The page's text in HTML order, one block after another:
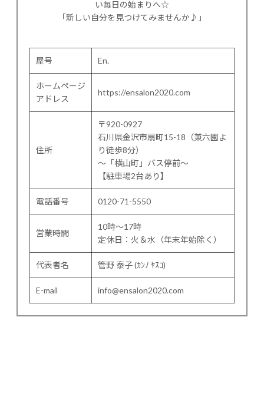
い毎日の始まりへ☆
「新しい自分を見つけてみませんか♪」
屋号 En.
ホームページ
アドレス
https://ensalon2020.com
住所
〒920-0927
石川県金沢市扇町15-18（兼六園よ
り徒歩8分）
〜「横山町」バス停前〜
【駐車場2台あり】
電話番号 0120-71-5550
営業時間
10時～17時
定休日：火＆水（年末年始除く）
代表者名 管野 泰子 (ｶﾝﾉ ﾔｽｺ)
E-mail info@ensalon2020.com